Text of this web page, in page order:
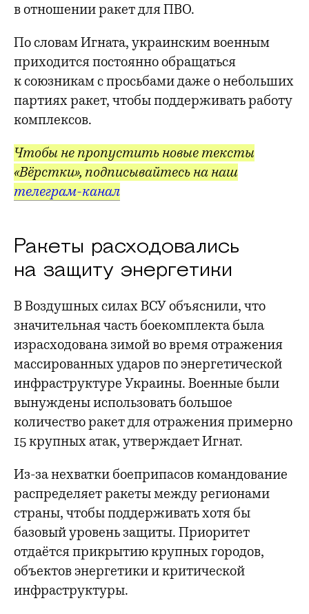
в отношении ракет для ПВО.
По словам Игната, украинским военным
приходится постоянно обращаться
к союзникам с просьбами даже о небольших
партиях ракет, чтобы поддерживать работу
комплексов.
Чтобы не пропустить новые тексты
«Вёрстки», подписывайтесь на наш
телеграм-канал
Ракеты расходовались
на защиту энергетики
В Воздушных силах ВСУ объяснили, что
значительная часть боекомплекта была
израсходована зимой во время отражения
массированных ударов по энергетической
инфраструктуре Украины. Военные были
вынуждены использовать большое
количество ракет для отражения примерно
15 крупных атак, утверждает Игнат.
Из-за нехватки боеприпасов командование
распределяет ракеты между регионами
страны, чтобы поддерживать хотя бы
базовый уровень защиты. Приоритет
отдаётся прикрытию крупных городов,
объектов энергетики и критической
инфраструктуры.